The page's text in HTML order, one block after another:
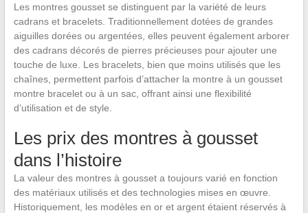
Les montres gousset se distinguent par la variété de leurs
cadrans et bracelets. Traditionnellement dotées de grandes
aiguilles dorées ou argentées, elles peuvent également arborer
des cadrans décorés de pierres précieuses pour ajouter une
touche de luxe. Les bracelets, bien que moins utilisés que les
chaînes, permettent parfois d’attacher la montre à un gousset
montre bracelet ou à un sac, offrant ainsi une flexibilité
d’utilisation et de style.
Les prix des montres à gousset
dans l’histoire
La valeur des montres à gousset a toujours varié en fonction
des matériaux utilisés et des technologies mises en œuvre.
Historiquement, les modèles en or et argent étaient réservés à